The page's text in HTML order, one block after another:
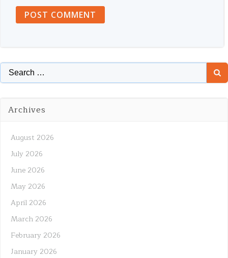
Search
for:
Archives
August 2026
July 2026
June 2026
May 2026
April 2026
March 2026
February 2026
January 2026